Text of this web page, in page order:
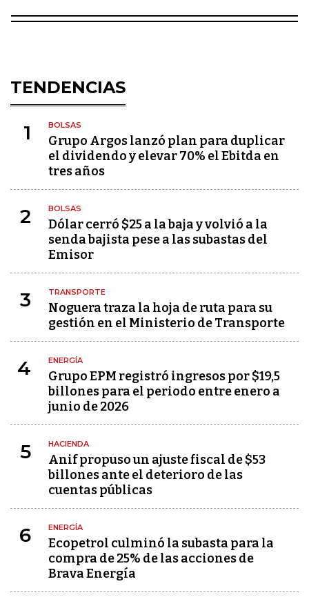
TENDENCIAS
1 BOLSAS
Grupo Argos lanzó plan para duplicar
el dividendo y elevar 70% el Ebitda en
tres años
2 BOLSAS
Dólar cerró $25 a la baja y volvió a la
senda bajista pese a las subastas del
Emisor
3 TRANSPORTE
Noguera traza la hoja de ruta para su
gestión en el Ministerio de Transporte
4 ENERGÍA
Grupo EPM registró ingresos por $19,5
billones para el periodo entre enero a
junio de 2026
5 HACIENDA
Anif propuso un ajuste fiscal de $53
billones ante el deterioro de las
cuentas públicas
6 ENERGÍA
Ecopetrol culminó la subasta para la
compra de 25% de las acciones de
Brava Energía